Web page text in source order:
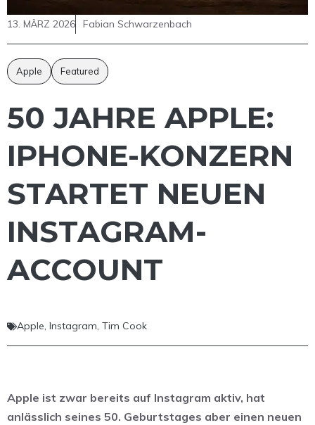
13. MÄRZ 2026 Fabian Schwarzenbach
Apple Featured
50 JAHRE APPLE:
IPHONE-KONZERN
STARTET NEUEN
INSTAGRAM-
ACCOUNT
Apple, Instagram, Tim Cook
Apple ist zwar bereits auf Instagram aktiv, hat
anlässlich seines 50. Geburtstages aber einen neuen